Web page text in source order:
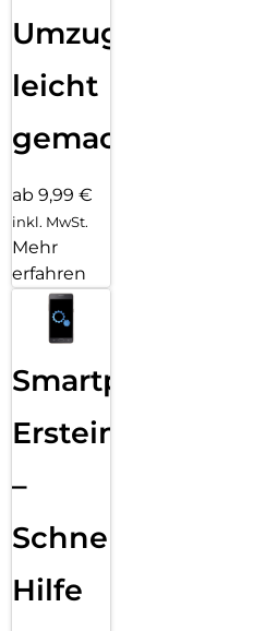
Umzug
leicht
gemacht!
ab 9,99 €
inkl. MwSt.
Mehr
erfahren
Smartphone
Ersteinrichtung
–
Schnelle
Hilfe